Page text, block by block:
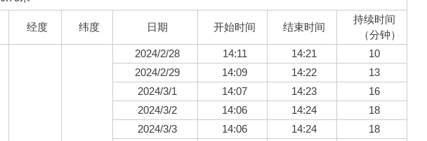
经度 纬度 日期 开始时间 结束时间
持续时间
（分钟）
2024/2/28 14:11 14:21
10
2024/2/29
14:09 14:22
13
2024/3/1
14:07 14:23
16
2024/3/2
14:06 14:24
18
2024/3/3
14:06 14:24
18